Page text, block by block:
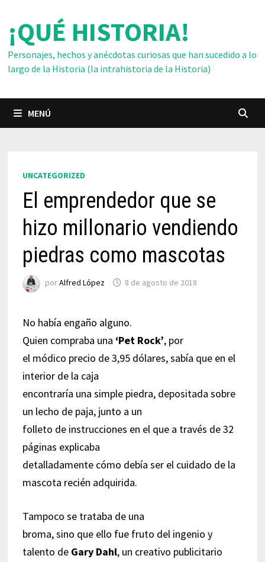
contenido
¡QUÉ HISTORIA!
Personajes, hechos y anécdotas curiosas que han sucedido a lo
largo de la Historia (la intrahistoria de la Historia)
MENÚ
UNCATEGORIZED
El emprendedor que se
hizo millonario vendiendo
piedras como mascotas
porAlfred López 8 de agosto de 2018
No había engaño alguno.
Quien compraba una ‘Pet Rock’, por
el módico precio de 3,95 dólares, sabía que en el
interior de la caja
encontraría una simple piedra, depositada sobre
un lecho de paja, junto a un
folleto de instrucciones en el que a través de 32
páginas explicaba
detalladamente cómo debía ser el cuidado de la
mascota recién adquirida.
Tampoco se trataba de una
broma, sino que ello fue fruto del ingenio y
talento de Gary Dahl, un creativo publicitario